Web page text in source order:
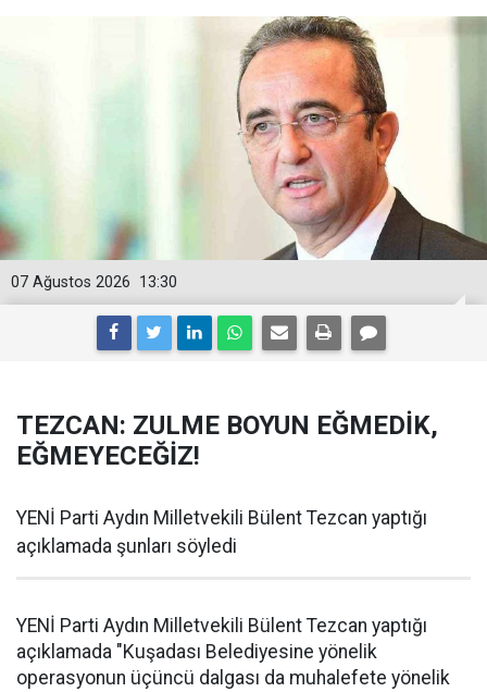
13:30
07 Ağustos 2026
TEZCAN: ZULME BOYUN EĞMEDİK,
EĞMEYECEĞİZ!
YENİ Parti Aydın Milletvekili Bülent Tezcan yaptığı
açıklamada şunları söyledi
YENİ Parti Aydın Milletvekili Bülent Tezcan yaptığı
açıklamada "Kuşadası Belediyesine yönelik
operasyonun üçüncü dalgası da muhalefete yönelik